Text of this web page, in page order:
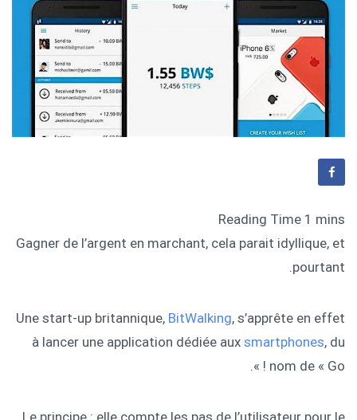
Gagner de l’argent en marchant, cela parait idyllique, et
pourtant.
Une start-up britannique, BitWalking, s’apprête en effet
à lancer une application dédiée aux smartphones, du
nom de « Go ! ».
Le principe : elle compte les pas de l’utilisateur pour le